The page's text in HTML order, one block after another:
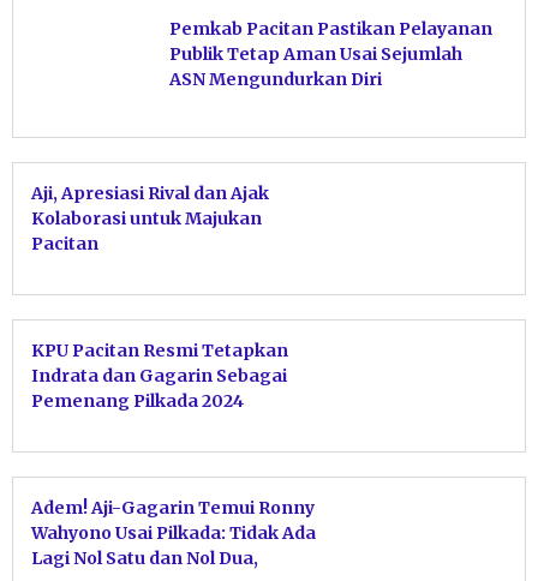
Pemkab Pacitan Pastikan Pelayanan
Publik Tetap Aman Usai Sejumlah
ASN Mengundurkan Diri
Aji, Apresiasi Rival dan Ajak
Kolaborasi untuk Majukan
Pacitan
KPU Pacitan Resmi Tetapkan
Indrata dan Gagarin Sebagai
Pemenang Pilkada 2024
Adem! Aji-Gagarin Temui Ronny
Wahyono Usai Pilkada: Tidak Ada
Lagi Nol Satu dan Nol Dua,